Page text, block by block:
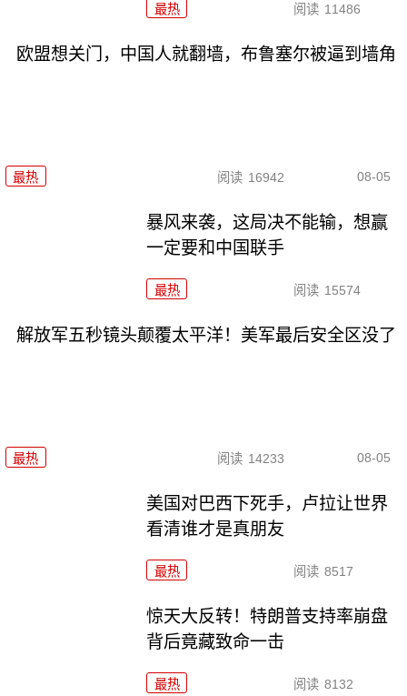
最热 阅读 11486
欧盟想关门，中国人就翻墙，布鲁塞尔被逼到墙角
最热 阅读 16942 08-05
暴风来袭，这局决不能输，想赢
一定要和中国联手
最热 阅读 15574
解放军五秒镜头颠覆太平洋！美军最后安全区没了
最热 阅读 14233 08-05
美国对巴西下死手，卢拉让世界
看清谁才是真朋友
最热 阅读 8517
惊天大反转！特朗普支持率崩盘
背后竟藏致命一击
最热 阅读 8132